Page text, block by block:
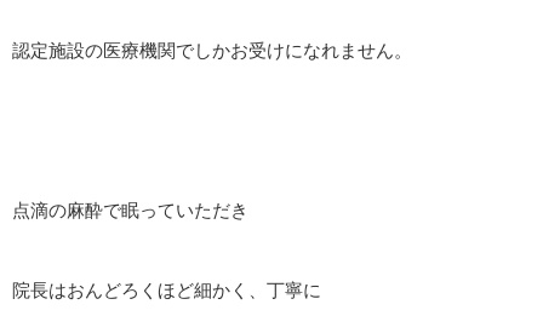
認定施設の医療機関でしかお受けになれません。
点滴の麻酔で眠っていただき
院長はおんどろくほど細かく、丁寧に